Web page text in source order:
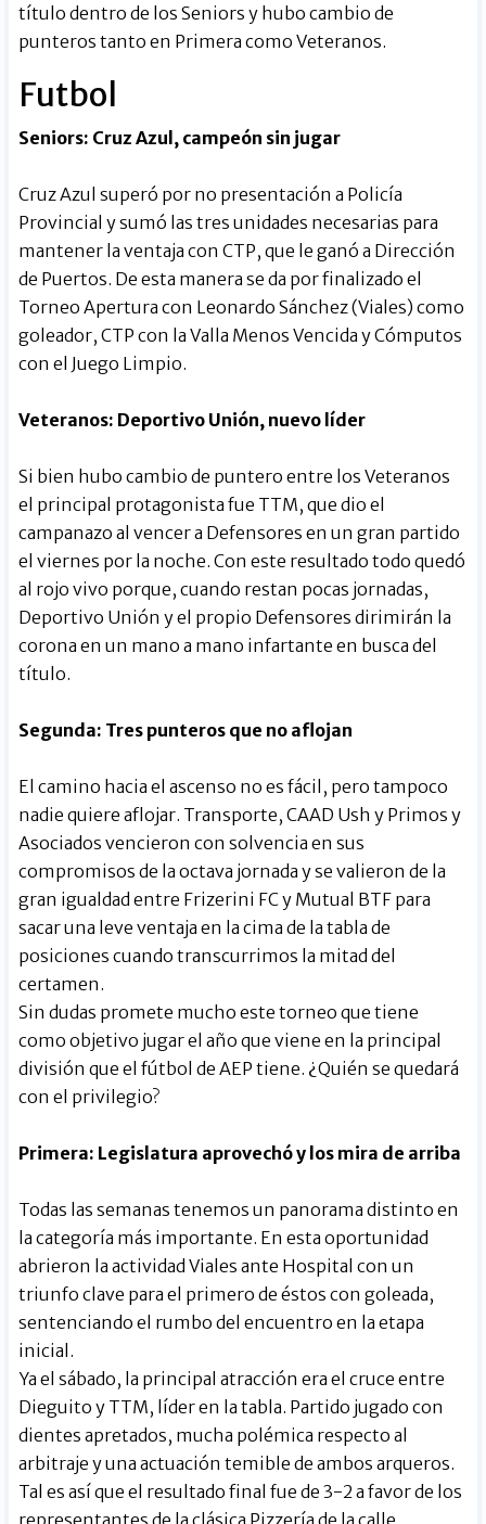
título dentro de los Seniors y hubo cambio de
punteros tanto en Primera como Veteranos.
Futbol
Seniors: Cruz Azul, campeón sin jugar
Cruz Azul superó por no presentación a Policía
Provincial y sumó las tres unidades necesarias para
mantener la ventaja con CTP, que le ganó a Dirección
de Puertos. De esta manera se da por finalizado el
Torneo Apertura con Leonardo Sánchez (Viales) como
goleador, CTP con la Valla Menos Vencida y Cómputos
con el Juego Limpio.
Veteranos: Deportivo Unión, nuevo líder
Si bien hubo cambio de puntero entre los Veteranos
el principal protagonista fue TTM, que dio el
campanazo al vencer a Defensores en un gran partido
el viernes por la noche. Con este resultado todo quedó
al rojo vivo porque, cuando restan pocas jornadas,
Deportivo Unión y el propio Defensores dirimirán la
corona en un mano a mano infartante en busca del
título.
Segunda: Tres punteros que no aflojan
El camino hacia el ascenso no es fácil, pero tampoco
nadie quiere aflojar. Transporte, CAAD Ush y Primos y
Asociados vencieron con solvencia en sus
compromisos de la octava jornada y se valieron de la
gran igualdad entre Frizerini FC y Mutual BTF para
sacar una leve ventaja en la cima de la tabla de
posiciones cuando transcurrimos la mitad del
certamen.
Sin dudas promete mucho este torneo que tiene
como objetivo jugar el año que viene en la principal
división que el fútbol de AEP tiene. ¿Quién se quedará
con el privilegio?
Primera: Legislatura aprovechó y los mira de arriba
Todas las semanas tenemos un panorama distinto en
la categoría más importante. En esta oportunidad
abrieron la actividad Viales ante Hospital con un
triunfo clave para el primero de éstos con goleada,
sentenciando el rumbo del encuentro en la etapa
inicial.
Ya el sábado, la principal atracción era el cruce entre
Dieguito y TTM, líder en la tabla. Partido jugado con
dientes apretados, mucha polémica respecto al
arbitraje y una actuación temible de ambos arqueros.
Tal es así que el resultado final fue de 3-2 a favor de los
representantes de la clásica Pizzería de la calle